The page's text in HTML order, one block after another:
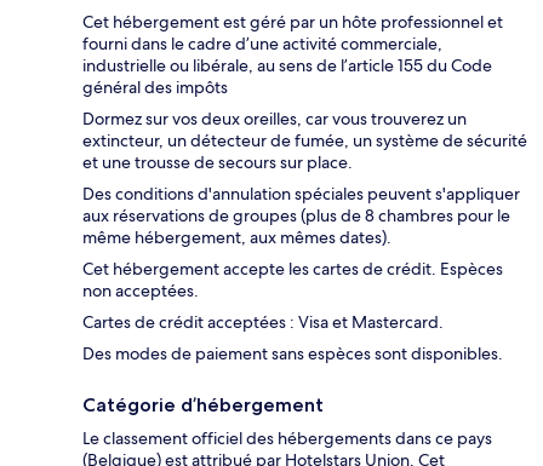
Cet hébergement est géré par un hôte professionnel et
fourni dans le cadre d’une activité commerciale,
industrielle ou libérale, au sens de l’article 155 du Code
général des impôts
Dormez sur vos deux oreilles, car vous trouverez un
extincteur, un détecteur de fumée, un système de sécurité
et une trousse de secours sur place.
Des conditions d'annulation spéciales peuvent s'appliquer
aux réservations de groupes (plus de 8 chambres pour le
même hébergement, aux mêmes dates).
Cet hébergement accepte les cartes de crédit. Espèces
non acceptées.
Cartes de crédit acceptées : Visa et Mastercard.
Des modes de paiement sans espèces sont disponibles.
Catégorie d’hébergement
Le classement officiel des hébergements dans ce pays
(Belgique) est attribué par Hotelstars Union. Cet